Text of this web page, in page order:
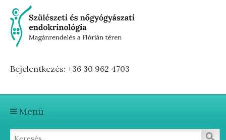
Bejelentkezés: +36 30 962 4703
Menü
Kezdőlap